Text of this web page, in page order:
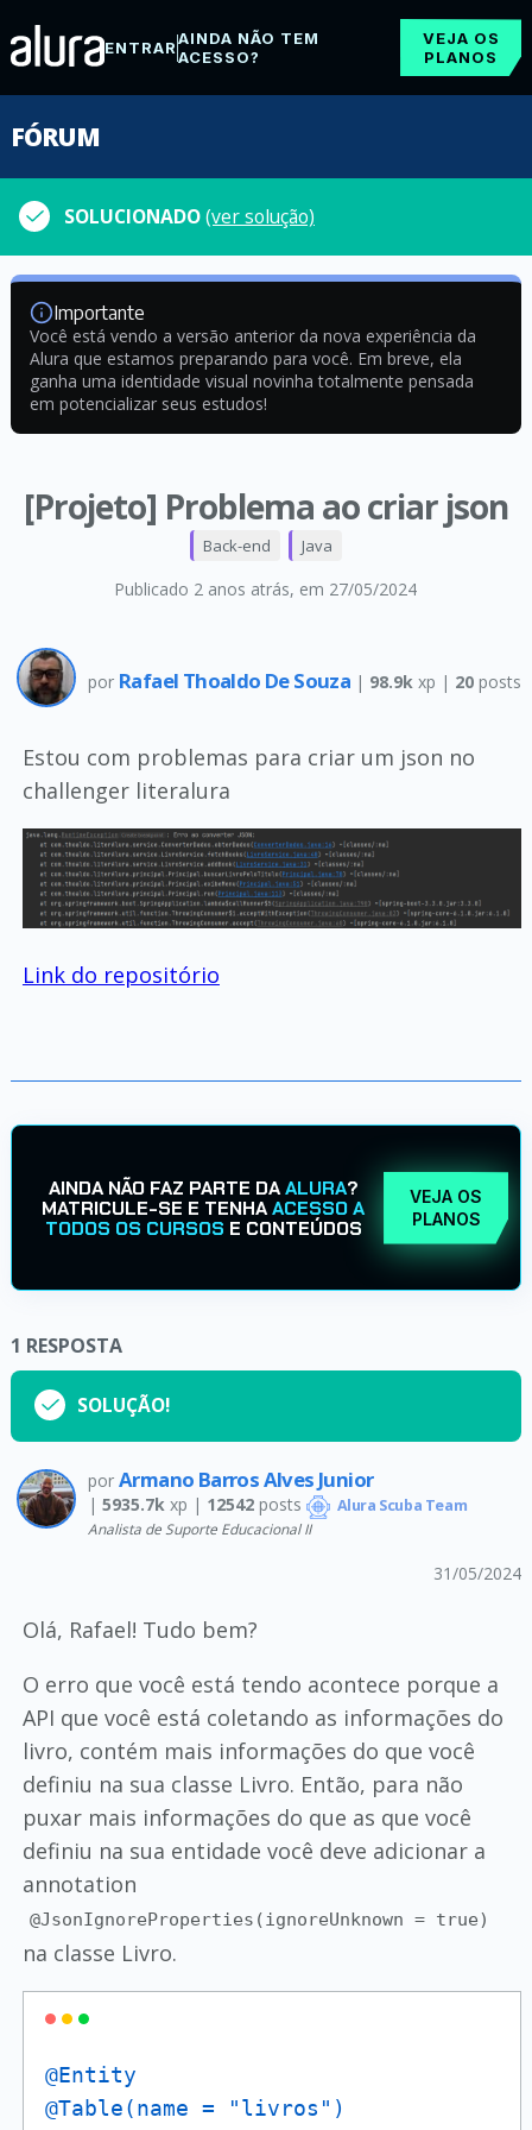
ENTRARAINDA NÃO TEM
ACESSO?
VEJA OS
PLANOS
FÓRUM
SOLUCIONADO(ver solução)
Importante
Você está vendo a versão anterior da nova experiência da
Alura que estamos preparando para você. Em breve, ela
ganha uma identidade visual novinha totalmente pensada
em potencializar seus estudos!
[Projeto] Problema ao criar json
Publicado 2 anos atrás, em 27/05/2024
Back-end Java
por Rafael Thoaldo De Souza | 98.9k xp | 20posts
Estou com problemas para criar um json no
challenger literalura
Link do repositório
AINDA NÃO FAZ PARTE DAALURA?
MATRICULE-SE E TENHAACESSO A
TODOS OS CURSOS E CONTEÚDOS
VEJA OS
PLANOS
1 RESPOSTA
SOLUÇÃO!
por Armano Barros Alves Junior
| 5935.7kxp | 12542posts Alura Scuba Team
Analista de Suporte Educacional II
31/05/2024
Olá, Rafael! Tudo bem?
O erro que você está tendo acontece porque a
API que você está coletando as informações do
livro, contém mais informações do que você
definiu na sua classe Livro. Então, para não
puxar mais informações do que as que você
definiu na sua entidade você deve adicionar a
annotation
@JsonIgnoreProperties(ignoreUnknown = true)
na classe Livro.
@Entity
@Table(name = "livros")